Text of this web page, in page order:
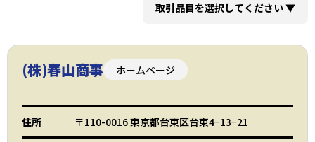
取引品目を選択してください▼
(株)春山商事 ホームページ
住所 〒110-0016 東京都台東区台東4−13−21